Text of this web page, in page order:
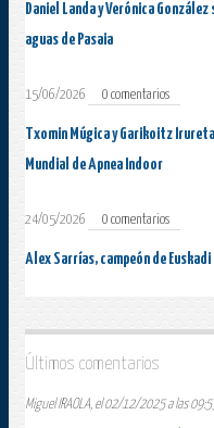
Daniel Landa y Verónica González
aguas de Pasaia
15/06/2026 0 comentarios
Txomin Múgica y Garikoitz
Mundial de Apnea Indoor
24/05/2026 0 comentarios
Alex Sarrías, campeón de
Últimos comentarios
Miguel IRAOLA, el 02/12/2025 a las